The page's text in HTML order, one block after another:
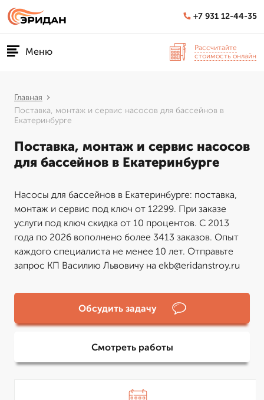
+7 931 12-44-35
Меню
Рассчитайте
стоимость онлайн
Главная
Поставка, монтаж и сервис насосов для бассейнов в
Екатеринбурге
Поставка, монтаж и сервис насосов
для бассейнов в Екатеринбурге
Насосы для бассейнов в Екатеринбурге: поставка,
монтаж и сервис под ключ от 12299. При заказе
услуги под ключ скидка от 10 процентов. С 2013
года по 2026 вополнено более 3413 заказов. Опыт
каждого специалиста не менее 10 лет. Отправьте
запрос КП Василию Львовичу на ekb@eridanstroy.ru
Обсудить задачу
Смотреть работы